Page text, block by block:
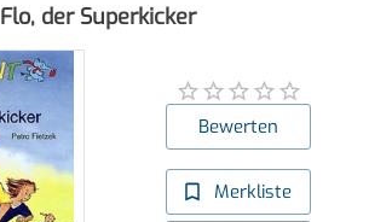
Flo, der Superkicker
Bewerten
Merkliste